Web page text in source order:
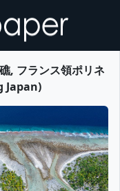
, フランス領ポリネ
Japan)